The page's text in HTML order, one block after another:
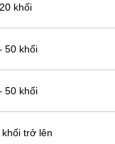
khối
50 khối
50 khối
trở lên